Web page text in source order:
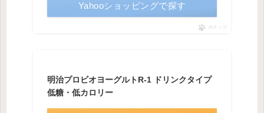
Yahooショッピングで探す
ポチップ
明治プロビオヨーグルトR-1 ドリンクタイプ
低糖・低カロリー